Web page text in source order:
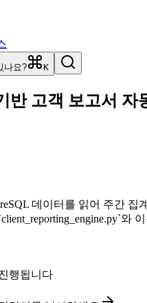
나요? K
반 고객 보고서 자
데이터를 읽어 주간
와
행됩니다